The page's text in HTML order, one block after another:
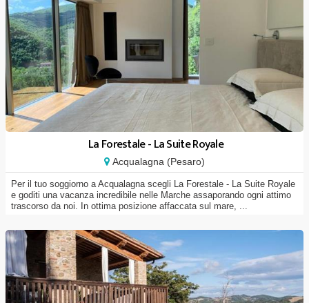
La Forestale - La Suite Royale
Acqualagna (Pesaro)
Per il tuo soggiorno a Acqualagna scegli La Forestale - La Suite Royale
e goditi una vacanza incredibile nelle Marche assaporando ogni attimo
trascorso da noi. In ottima posizione affaccata sul mare, ...